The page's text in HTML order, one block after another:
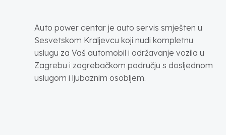
Auto power centar je auto servis smješten u
Sesvetskom Kraljevcu koji nudi kompletnu
uslugu za Vaš automobil i održavanje vozila u
Zagrebu i zagrebačkom području s dosljednom
uslugom i ljubaznim osobljem.